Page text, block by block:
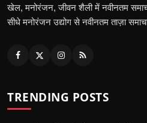
खेल, मनोरंजन, जीवन शैली में नवीनतम
सीधे मनोरंजन उद्योग से नवीनतम ताज़ा
TRENDING POSTS